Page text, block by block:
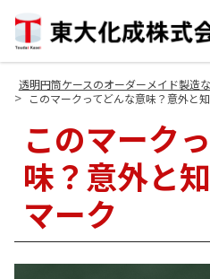
透明円筒ケースのオーダーメイド製造
> このマークってどんな意味？意外と
このマーク
味？意外と
マーク
Site
Footer